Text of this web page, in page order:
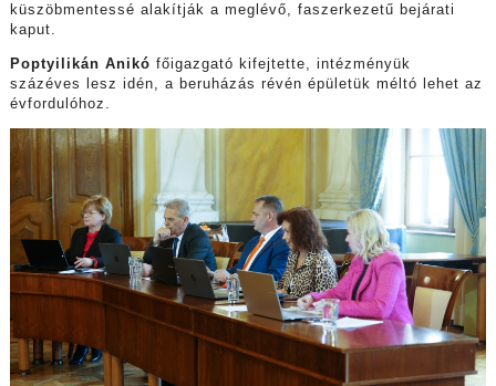
küszöbmentessé alakítják a meglévő, faszerkezetű bejárati
kaput.
Poptyilikán Anikó főigazgató kifejtette, intézményük
százéves lesz idén, a beruházás révén épületük méltó lehet az
évfordulóhoz.